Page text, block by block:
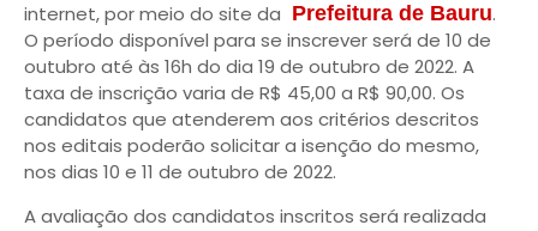
internet, por meio do site da Prefeitura de Bauru.
O período disponível para se inscrever será de 10 de
outubro até às 16h do dia 19 de outubro de 2022. A
taxa de inscrição varia de R$ 45,00 a R$ 90,00. Os
candidatos que atenderem aos critérios descritos
nos editais poderão solicitar a isenção do mesmo,
nos dias 10 e 11 de outubro de 2022.
A avaliação dos candidatos inscritos será realizada